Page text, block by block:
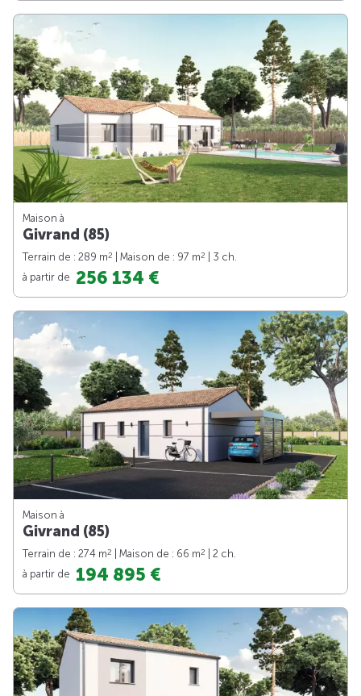
Maison à
Givrand (85)
Terrain de : 289 m2 | Maison de : 97 m2
| 3 ch.
à partir de 256 134 €
Maison à
Givrand (85)
Terrain de : 274 m2 | Maison de : 66 m2
| 2 ch.
à partir de 194 895 €